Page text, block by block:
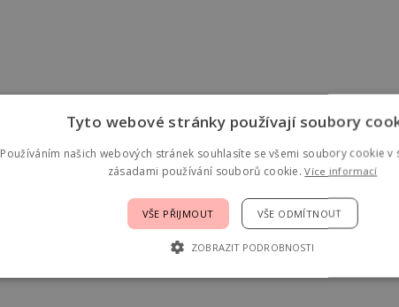
Tyto webové stránky používají soubory
Používáním našich webových stránek souhlasíte se všemi soubory cookie v
zásadami používání souborů cookie.Více informací
VŠE PŘIJMOUT VŠE ODMÍTNOUT
ZOBRAZIT PODROBNOSTI